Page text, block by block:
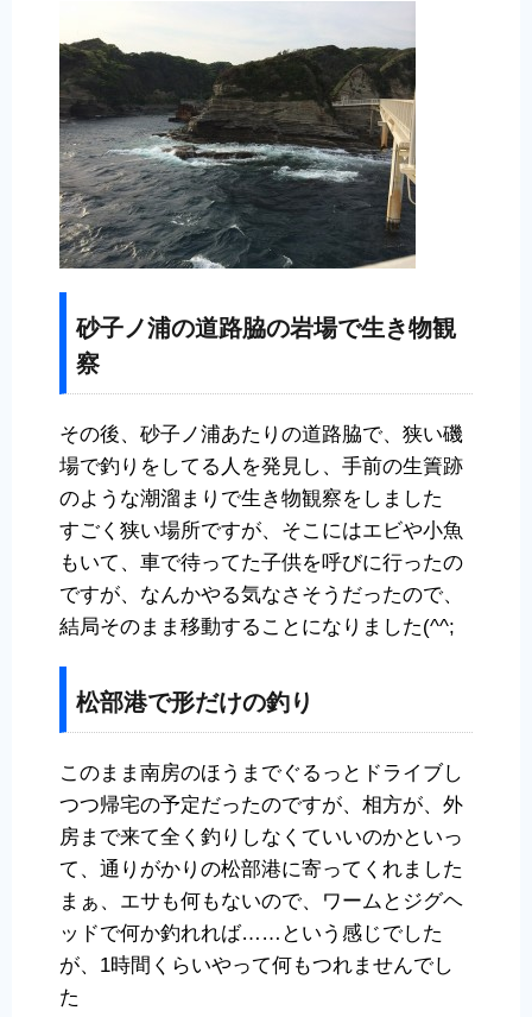
砂子ノ浦の道路脇の岩場で生き物観
察
その後、砂子ノ浦あたりの道路脇で、狭い磯
場で釣りをしてる人を発見し、手前の生簀跡
のような潮溜まりで生き物観察をしました
すごく狭い場所ですが、そこにはエビや小魚
もいて、車で待ってた子供を呼びに行ったの
ですが、なんかやる気なさそうだったので、
結局そのまま移動することになりました(^^;
松部港で形だけの釣り
このまま南房のほうまでぐるっとドライブし
つつ帰宅の予定だったのですが、相方が、外
房まで来て全く釣りしなくていいのかといっ
て、通りがかりの松部港に寄ってくれました
まぁ、エサも何もないので、ワームとジグヘ
ッドで何か釣れれば……という感じでした
が、1時間くらいやって何もつれませんでし
た